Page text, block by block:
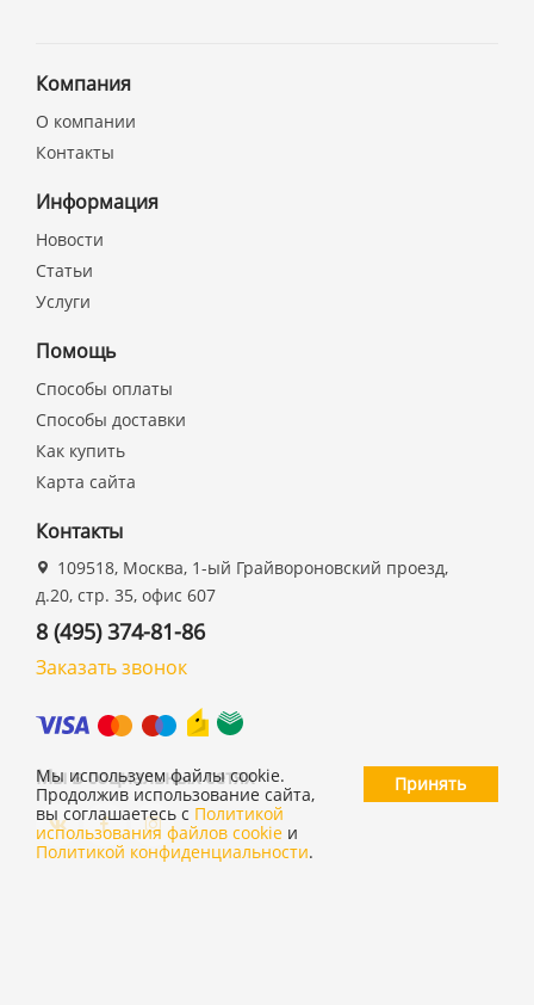
Компания
О компании
Контакты
Информация
Новости
Статьи
Услуги
Помощь
Способы оплаты
Способы доставки
Как купить
Карта сайта
Контакты
109518, Москва, 1-ый Грайвороновский проезд,
д.20, стр. 35, офис 607
8 (495) 374-81-86
Заказать звонок
Мы в социальных сетях
Мы используем файлы cookie.
Продолжив использование сайта,
вы соглашаетесь с Политикой
использования файлов cookie и
Политикой конфиденциальности.
Принять